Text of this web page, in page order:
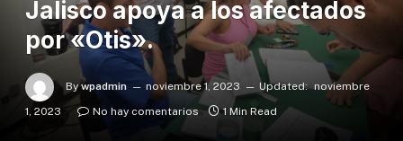
Jalisco apoya a los afectados
por «Otis».
By wpadmin noviembre 1, 2023 Updated: noviembre
1, 2023
No hay comentarios 1 Min Read